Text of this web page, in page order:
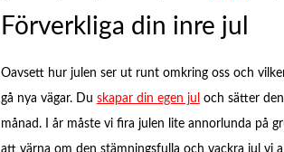
Förverkliga din inre jul
Oavsett hur julen ser ut runt omkring oss och
gå nya vägar. Du skapar din egen jul och sätter
månad. I år måste vi fira julen lite annorlunda på